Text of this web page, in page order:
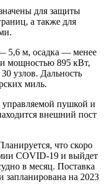
для защиты
а также для
5,6 м, осадка — менее
мощностью 895 кВт,
узлов. Дальность
миль.
пушкой и
внешний пост
что скоро
COVID-19 и выйдет
в месяц. Поставка
запланирована на 2023